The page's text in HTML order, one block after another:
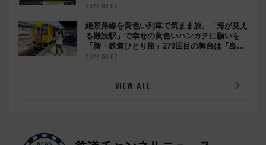
2026.08.07
絶景路線を黄色い列車で気まま旅、「海が見え
る難読駅」で幸せの黄色いハンカチに願いを
「新・鉄道ひとり旅」279回目の舞台は「島原
鉄道」
2026.08.07
VIEW ALL